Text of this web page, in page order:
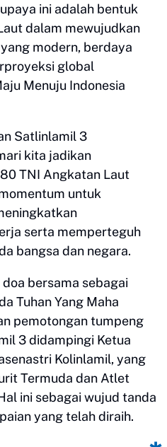
ini adalah bentuk
dalam mewujudkan
modern, berdaya
global
Menuju Indonesia
Satlinlamil 3
kita jadikan
TNI Angkatan Laut
untuk
serta memperteguh
bangsa dan negara.
bersama sebagai
Tuhan Yang Maha
pemotongan tumpeng
3 didampingi Ketua
Kolinlamil, yang
Termuda dan Atlet
ini sebagai wujud tanda
yang telah diraih.